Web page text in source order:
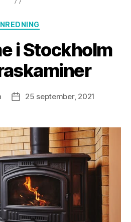
Kategorier
i Stockholm
Inläggsdatum
25 september, 2021